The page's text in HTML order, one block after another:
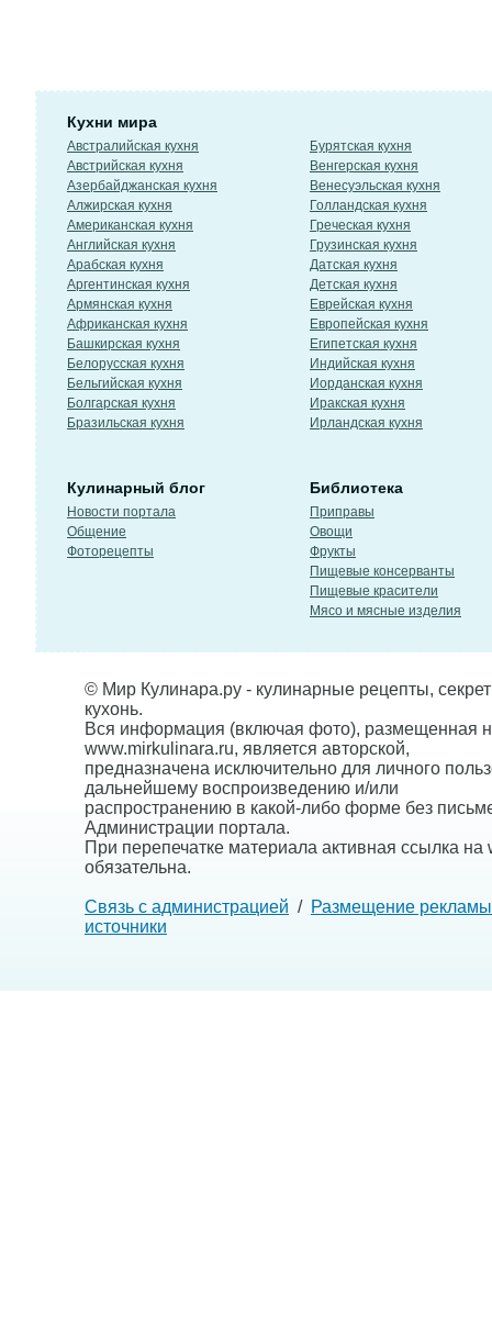
Кухни мира
Австралийская кухня
Австрийская кухня
Азербайджанская кухня
Алжирская кухня
Американская кухня
Английская кухня
Арабская кухня
Аргентинская кухня
Армянская кухня
Африканская кухня
Башкирская кухня
Белорусская кухня
Бельгийская кухня
Болгарская кухня
Бразильская кухня
Бурятская кухня
Венгерская кухня
Венесуэльская кухня
Голландская кухня
Греческая кухня
Грузинская кухня
Датская кухня
Детская кухня
Еврейская кухня
Европейская кухня
Египетская кухня
Индийская кухня
Иорданская кухня
Иракская кухня
Ирландская кухня
Кулинарный блог
Новости портала
Общение
Фоторецепты
Библиотека
Приправы
Овощи
Фрукты
Пищевые консерванты
Пищевые красители
Мясо и мясные изделия
© Мир Кулинара.ру - кулинарные рецепты,
кухонь.
Вся информация (включая фото), размещенная
www.mirkulinara.ru, является авторской,
предназначена исключительно для личного
дальнейшему воспроизведению и/или
распространению в какой-либо форме без
Администрации портала.
При перепечатке материала активная ссылка на
обязательна.
Связь с администрацией / Размещение рекламы
источники